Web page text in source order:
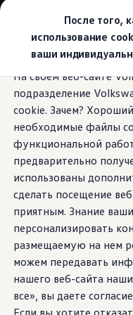
После того,
использование
ваши
На своем веб-сайте
подразделение
cookie. Зачем?
необходимые файлы
функциональной
предварительно
использованы
сделать посещение
приятным. Знание
персонализировать
размещаемую на нем
можем передавать
нашего веб-сайта
все», вы даете
Если вы хотите
основному
содержанию
нижнему
колонтитулу
Выбери свой
Модельный
Новый
Открой для
Предложения и
Юбилейное
Обмен
Лизинг
Гарантия
Бесплатная
Взаимодействие в
VW Connect
Все
VW Connect
Обновления
Car-Net
App-Connect
Fleet Interface
O Volkswagen
Получи больше
Владельцы и услуги